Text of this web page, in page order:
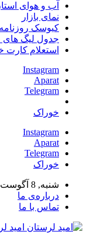
آب و هوای
نمای بازار
کیوسک روزنامه
جدول لیگ های
استعلام کارت
Instagram
Aparat
Telegram
خوراک
Instagram
Aparat
Telegram
خوراک
شنبه, 8 آگوست, 2026
درباره‌ی ما
تماس با ما
امید